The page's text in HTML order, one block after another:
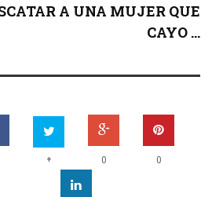
A UNA MUJER QUE
CAYO ...
+ 0 0